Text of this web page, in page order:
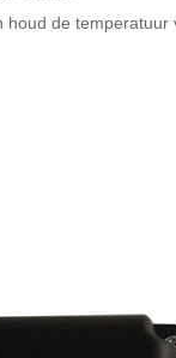
de temperatuur